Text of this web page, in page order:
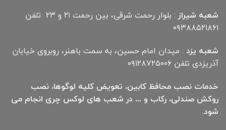
شعبه شیراز
: بلوار رحمت شرقی، بین رحمت ۲۱ و ۲۳ تلفن
۰۹۳۸۸۵۲۱۸۶۱
شعبه یزد : میدان امام حسین، به سمت باهنر، روبروی خیابان
آذریزدی تلفن ۰۹۱۲۸۷۲۵۰۰۶
خدمات نصب محافظ کابین، تعویض کلیه لوگوها، نصب
روکش صندلی، رکاب و … در شعب های لوکس چری انجام می
شود.